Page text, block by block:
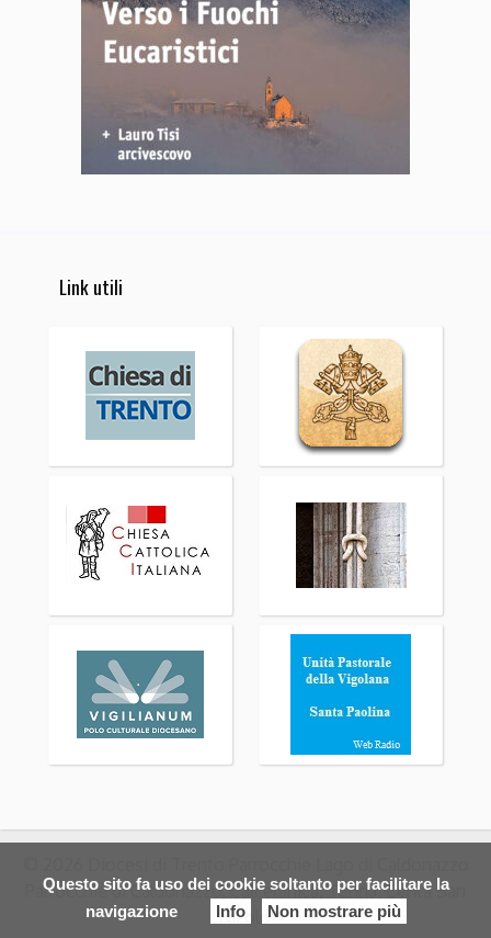
Questo sito fa uso dei cookie soltanto per facilitare la
navigazione
Info Non mostrare più
Link utili
Parrocchie di Caldonazzo, Calceranica, Tenna, Centa San
Nicolo'